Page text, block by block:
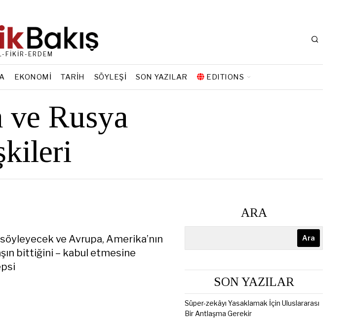
FİKİR-ERDEM
EKONOMI TARIH SÖYLEŞI SON YAZILAR EDITIONS
ve Rusya
söyleyecek ve Avrupa, Amerika’nın
bittiğini – kabul etmesine
ARA
Ara
SON YAZILAR
Süper-zekâyı Yasaklamak İçin Uluslararası
Bir Antlaşma Gerekir